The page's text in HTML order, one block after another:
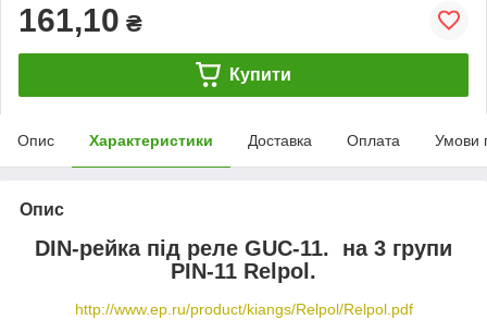
161,10 ₴
Купити
Опис Характеристики Доставка Оплата Умови
Опис
DIN-рейка під реле GUC-11. на 3 групи
PIN-11 Relpol.
http://www.ep.ru/product/kiangs/Relpol/Relpol.pdf